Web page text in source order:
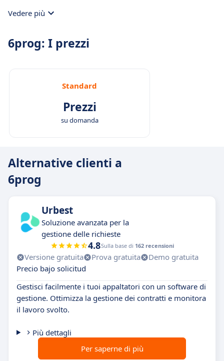
Vedere più
6prog: I prezzi
Standard
Prezzi
su domanda
Alternative clienti a
6prog
Urbest
Soluzione avanzata per la
gestione delle richieste
4.8Sulla base di 162 recensioni
Versione gratuita Prova gratuita
Demo gratuita
Precio bajo solicitud
Gestisci facilmente i tuoi appaltatori con un software di
gestione. Ottimizza la gestione dei contratti e monitora
il lavoro svolto.
Più dettagli
Per saperne di più